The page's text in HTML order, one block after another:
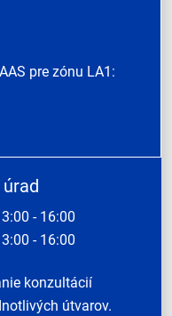
pre zónu LA1:
- 16:00
- 16:00
konzultácií
útvarov.